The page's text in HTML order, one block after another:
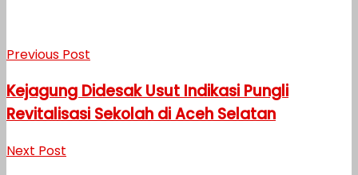
Previous Post
Kejagung Didesak Usut Indikasi Pungli
Revitalisasi Sekolah di Aceh Selatan
Next Post